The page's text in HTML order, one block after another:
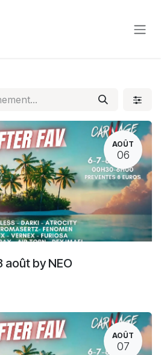
AOÛT
06
août by NEO
AOÛT
07